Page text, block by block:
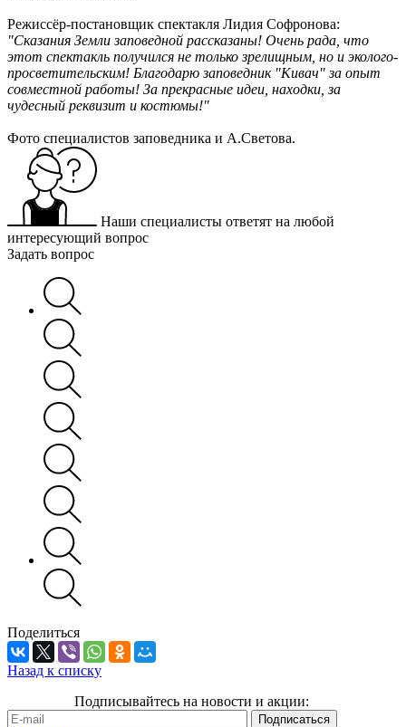
Режиссёр-постановщик спектакля Лидия Софронова:
"Сказания Земли заповедной рассказаны! Очень рада, что
этот спектакль получился не только зрелищным, но и эколого-
просветительским! Благодарю заповедник "Кивач" за опыт
совместной работы! За прекрасные идеи, находки, за
чудесный реквизит и костюмы!"
Фото специалистов заповедника и А.Светова.
Наши специалисты ответят на любой
интересующий вопрос
Задать вопрос
Поделиться
Назад к списку
Подписывайтесь на новости и акции: